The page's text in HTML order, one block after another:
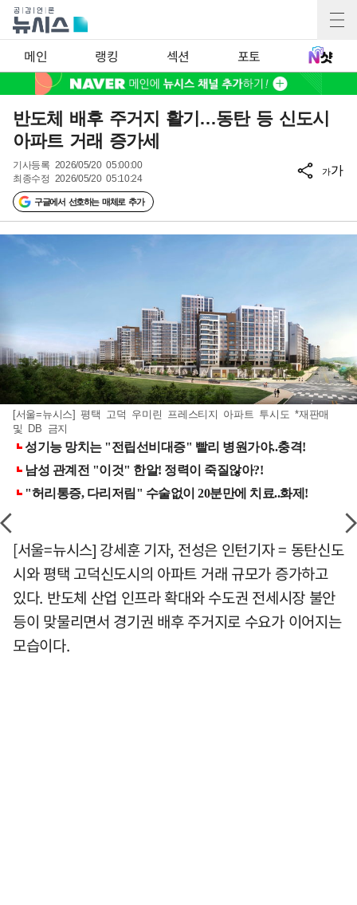
메인 랭킹 섹션 포토
반도체 배후 주거지 활기…동탄 등 신도시
아파트 거래 증가세
기사등록 2026/05/20 05:00:00
최종수정 2026/05/20 05:10:24
구글에서 선호하는 매체로 추가
가가
[서울=뉴시스] 평택 고덕 우미린 프레스티지 아파트 투시도 *재판매
및 DB 금지
[서울=뉴시스] 강세훈 기자, 전성은 인턴기자 = 동탄신도
시와 평택 고덕신도시의 아파트 거래 규모가 증가하고
있다. 반도체 산업 인프라 확대와 수도권 전세시장 불안
등이 맞물리면서 경기권 배후 주거지로 수요가 이어지는
모습이다.